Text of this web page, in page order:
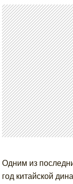
Одним из
год китайской